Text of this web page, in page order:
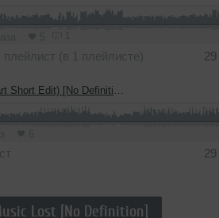
плейлист (в 1 плейлисте)
Short Edit) [No Definition]
Lost [No Definition]